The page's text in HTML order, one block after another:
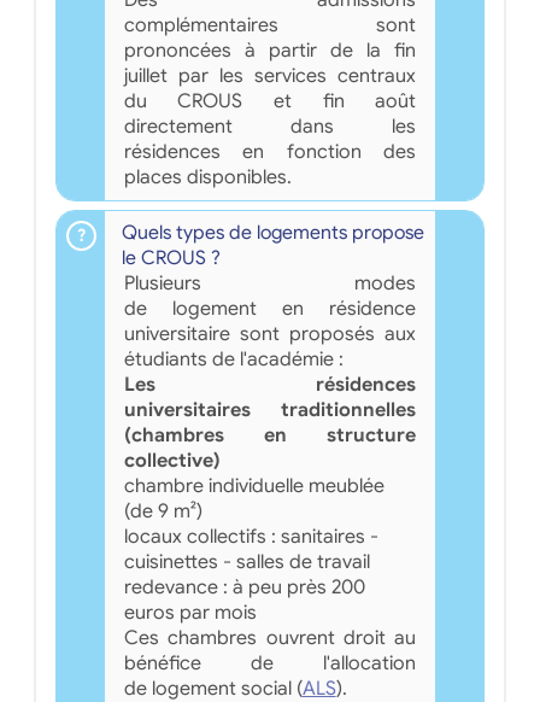
complémentaires sont
prononcées à partir de la fin
juillet par les services centraux
du CROUS et fin août
directement dans les
résidences en fonction des
places disponibles.
Quels types de logements propose
le CROUS ?
Plusieurs modes
de logement en résidence
universitaire sont proposés aux
étudiants de l'académie :
Les résidences
universitaires traditionnelles
(chambres en structure
collective)
chambre individuelle meublée
(de 9 m²)
locaux collectifs : sanitaires -
cuisinettes - salles de travail
redevance : à peu près 200
euros par mois
Ces chambres ouvrent droit au
bénéfice de l'allocation
de logement social (ALS).